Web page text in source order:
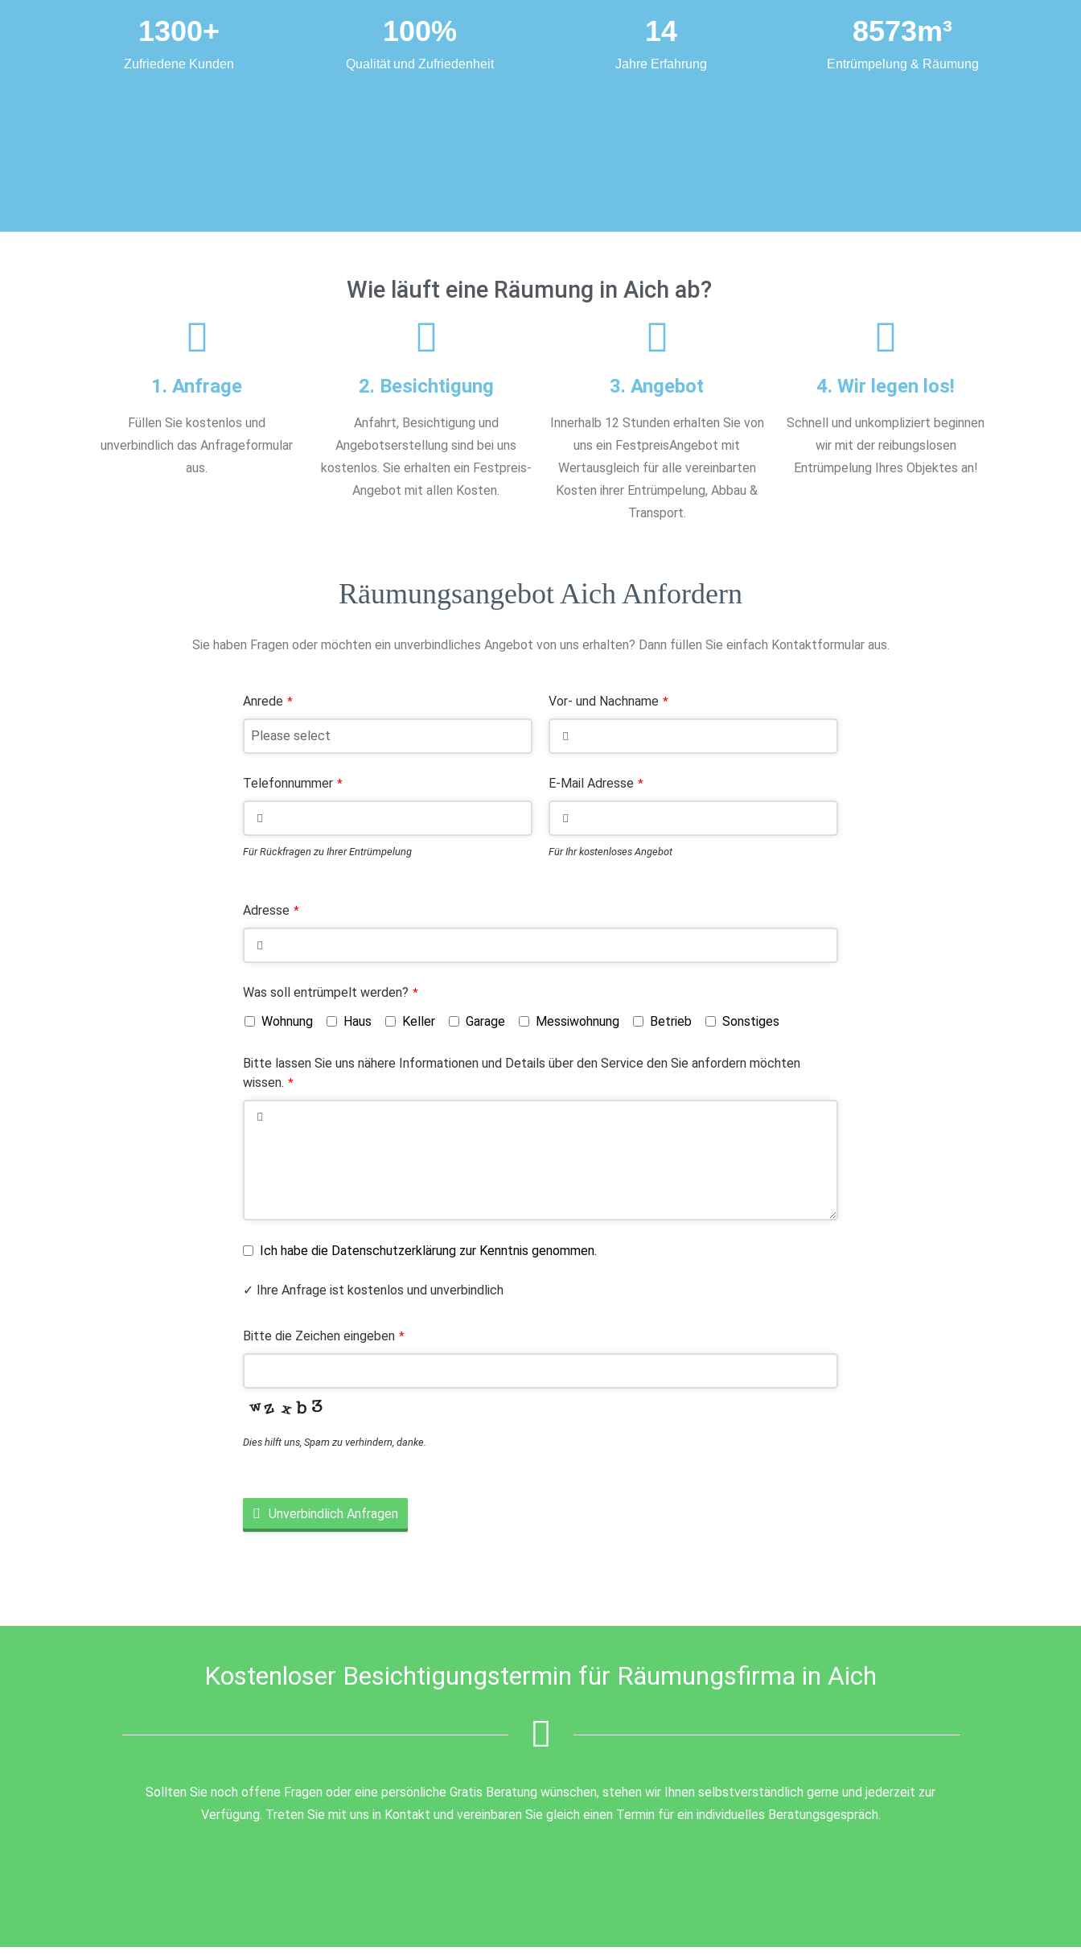
1300+
Zufriedene Kunden
100%
Qualität und Zufriedenheit
14
Jahre Erfahrung
8573m³
Entrümpelung & Räumung
Wie läuft eine Räumung in Aich ab?
1. Anfrage
Füllen Sie kostenlos und
unverbindlich das Anfrageformular
aus.
2. Besichtigung
Anfahrt, Besichtigung und
Angebotserstellung sind bei uns
kostenlos. Sie erhalten ein Festpreis-
Angebot mit allen Kosten.
3. Angebot
Innerhalb 12 Stunden erhalten Sie von
uns ein FestpreisAngebot mit
Wertausgleich für alle vereinbarten
Kosten ihrer Entrümpelung, Abbau &
Transport.
4. Wir legen los!
Schnell und unkompliziert beginnen
wir mit der reibungslosen
Entrümpelung Ihres Objektes an!
Räumungsangebot Aich Anfordern
Sie haben Fragen oder möchten ein unverbindliches Angebot von uns erhalten? Dann füllen Sie einfach Kontaktformular aus.
Anrede * Vor- und Nachname *
Telefonnummer *
Für Rückfragen zu Ihrer Entrümpelung
E-Mail Adresse *
Für Ihr kostenloses Angebot
Adresse *
Was soll entrümpelt werden? *
Wohnung Haus Keller Garage Messiwohnung Betrieb Sonstiges
Bitte lassen Sie uns nähere Informationen und Details über den Service den Sie anfordern möchten
wissen. *
Ich habe die Datenschutzerklärung zur Kenntnis genommen.
✓ Ihre Anfrage ist kostenlos und unverbindlich
Bitte die Zeichen eingeben *
Dies hilft uns, Spam zu verhindern, danke.
Unverbindlich Anfragen
left
Kostenloser Besichtigungstermin für Räumungsfirma in Aich
Sollten Sie noch offene Fragen oder eine persönliche Gratis Beratung wünschen, stehen wir Ihnen selbstverständlich gerne und jederzeit zur
Verfügung. Treten Sie mit uns in Kontakt und vereinbaren Sie gleich einen Termin für ein individuelles Beratungsgespräch.